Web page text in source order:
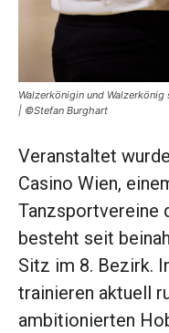
Walzerkönigin und
| ©Stefan Burghart
Veranstaltet
Casino Wien,
Tanzsportvereine
besteht seit
Sitz im 8. Bezirk.
trainieren aktuell
ambitionierten